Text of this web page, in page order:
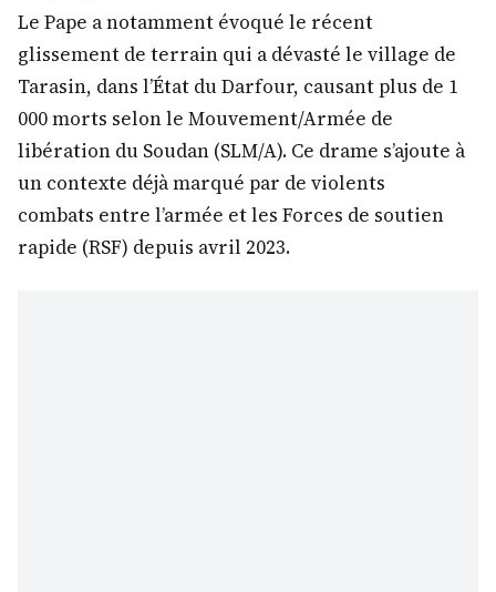
Le Pape a notamment évoqué le récent
glissement de terrain qui a dévasté le village de
Tarasin, dans l’État du Darfour, causant plus de 1
000 morts selon le Mouvement/Armée de
libération du Soudan (SLM/A). Ce drame s’ajoute à
un contexte déjà marqué par de violents
combats entre l’armée et les Forces de soutien
rapide (RSF) depuis avril 2023.